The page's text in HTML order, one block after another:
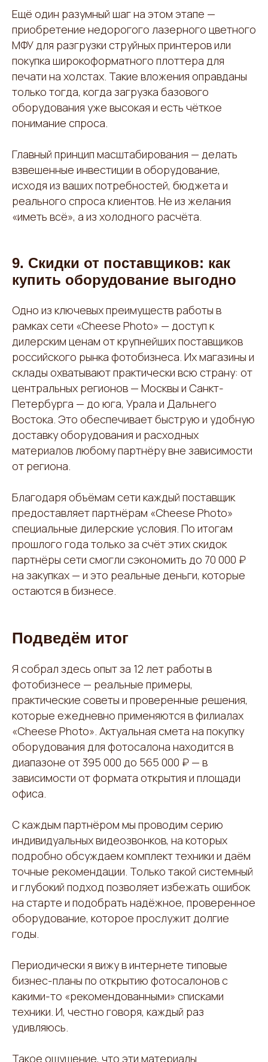
Ещё один разумный шаг на этом этапе —
приобретение недорогого лазерного цветного
МФУ для разгрузки струйных принтеров или
покупка широкоформатного плоттера для
печати на холстах. Такие вложения оправданы
только тогда, когда загрузка базового
оборудования уже высокая и есть чёткое
понимание спроса.
Главный принцип масштабирования — делать
взвешенные инвестиции в оборудование,
исходя из ваших потребностей, бюджета и
реального спроса клиентов. Не из желания
«иметь всё», а из холодного расчёта.
9. Скидки от поставщиков: как
купить оборудование выгодно
Одно из ключевых преимуществ работы в
рамках сети «Cheese Photo» — доступ к
дилерским ценам от крупнейших поставщиков
российского рынка фотобизнеса. Их магазины и
склады охватывают практически всю страну: от
центральных регионов — Москвы и Санкт-
Петербурга — до юга, Урала и Дальнего
Востока. Это обеспечивает быструю и удобную
доставку оборудования и расходных
материалов любому партнёру вне зависимости
от региона.
Благодаря объёмам сети каждый поставщик
предоставляет партнёрам «Cheese Photo»
специальные дилерские условия. По итогам
прошлого года только за счёт этих скидок
партнёры сети смогли сэкономить до 70 000 ₽
на закупках — и это реальные деньги, которые
остаются в бизнесе.
Подведём итог
Я собрал здесь опыт за 12 лет работы в
фотобизнесе — реальные примеры,
практические советы и проверенные решения,
которые ежедневно применяются в филиалах
«Cheese Photo». Актуальная смета на покупку
оборудования для фотосалона находится в
диапазоне от 395 000 до 565 000 ₽ — в
зависимости от формата открытия и площади
офиса.
С каждым партнёром мы проводим серию
индивидуальных видеозвонков, на которых
подробно обсуждаем комплект техники и даём
точные рекомендации. Только такой системный
и глубокий подход позволяет избежать ошибок
на старте и подобрать надёжное, проверенное
оборудование, которое прослужит долгие
годы.
Периодически я вижу в интернете типовые
бизнес-планы по открытию фотосалонов с
какими-то «рекомендованными» списками
техники. И, честно говоря, каждый раз
удивляюсь.
Такое ощущение, что эти материалы